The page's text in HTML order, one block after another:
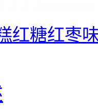
红糖红枣